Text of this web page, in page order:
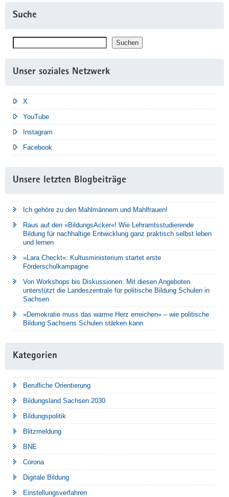
Suche
Suchen
Unser soziales Netzwerk
X
YouTube
Instagram
Facebook
Unsere letzten Blogbeiträge
Ich gehöre zu den Mahlmännern und Mahlfrauen!
Raus auf den »BildungsAcker«! Wie Lehramtsstudierende
Bildung für nachhaltige Entwicklung ganz praktisch selbst leben
und lernen
»Lara Checkt«: Kultusministerium startet erste
Förderschulkampagne
Von Workshops bis Diskussionen: Mit diesen Angeboten
unterstützt die Landeszentrale für politische Bildung Schulen in
Sachsen
»Demokratie muss das warme Herz erreichen« – wie politische
Bildung Sachsens Schulen stärken kann
Kategorien
Berufliche Orientierung
Bildungsland Sachsen 2030
Bildungspolitik
Blitzmeldung
BNE
Corona
Digitale Bildung
Einstellungsverfahren